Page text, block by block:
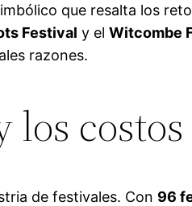
que resalta los
Festival y elWitcombe
razones.
de festivales. Con 96